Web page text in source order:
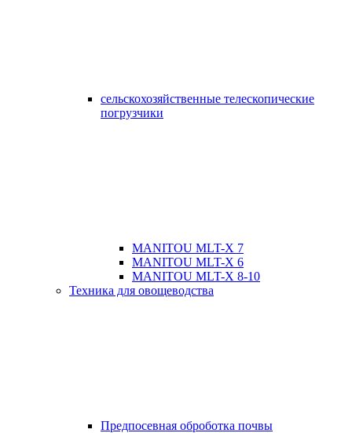
сельскохозяйственные телескопические
погрузчики
MANITOU MLT-X 7
MANITOU MLT-X 6
MANITOU MLT-X 8-10
Техника для овощеводства
Предпосевная оброботка почвы